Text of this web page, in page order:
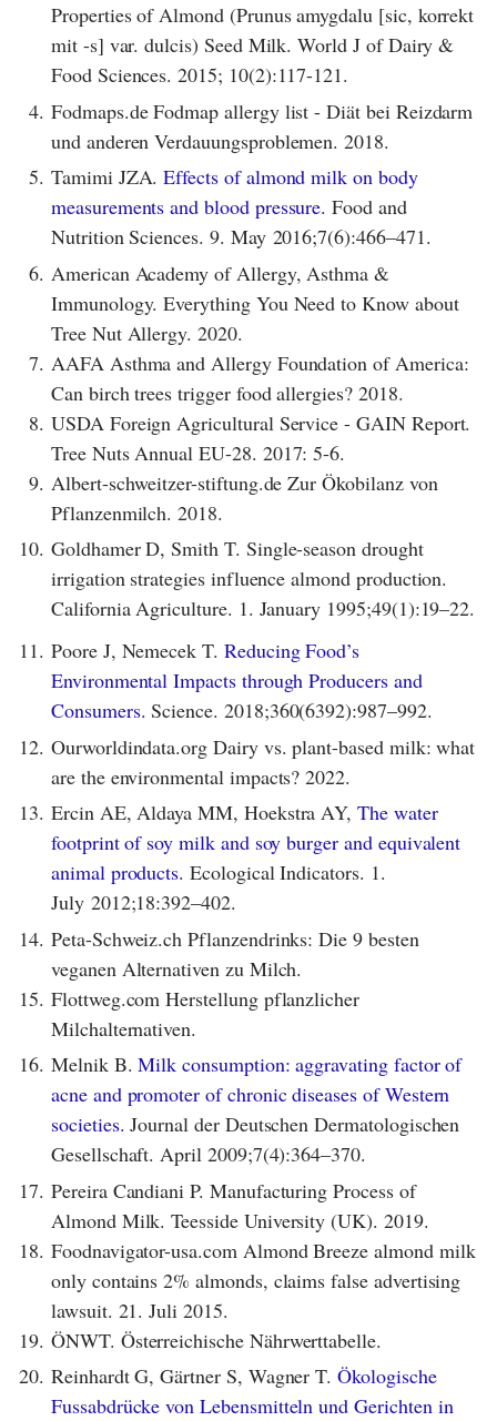
Properties of Almond (Prunus amygdalu [sic, korrekt
mit -s] var. dulcis) Seed Milk. World J of Dairy &
Food Sciences. 2015; 10(2):117-121.
4. Fodmaps.de Fodmap allergy list - Diät bei Reizdarm
und anderen Verdauungsproblemen. 2018.
5. Tamimi JZA.Effects of almond milk on body
measurements and blood pressure. Food and
Nutrition Sciences. 9. May 2016;7(6):466–471.
6. American Academy of Allergy, Asthma &
Immunology. Everything You Need to Know about
Tree Nut Allergy. 2020.
7. AAFA Asthma and Allergy Foundation of America:
Can birch trees trigger food allergies? 2018.
8. USDA Foreign Agricultural Service - GAIN Report.
Tree Nuts Annual EU-28. 2017: 5-6.
9. Albert-schweitzer-stiftung.de Zur Ökobilanz von
Pflanzenmilch. 2018.
10. Goldhamer D, Smith T. Single-season drought
irrigation strategies influence almond production.
California Agriculture. 1. January 1995;49(1):19–22.
11. Poore J, Nemecek T. Reducing Food’s
Environmental Impacts through Producers and
Consumers. Science. 2018;360(6392):987–992.
12. Ourworldindata.org Dairy vs. plant-based milk: what
are the environmental impacts? 2022.
13. Ercin AE, Aldaya MM, Hoekstra AY,The water
footprint of soy milk and soy burger and equivalent
animal products. Ecological Indicators. 1.
July 2012;18:392–402.
14. Peta-Schweiz.ch Pflanzendrinks: Die 9 besten
veganen Alternativen zu Milch.
15. Flottweg.com Herstellung pflanzlicher
Milchalternativen.
16. Melnik B.Milk consumption: aggravating factor of
acne and promoter of chronic diseases of Western
societies. Journal der Deutschen Dermatologischen
Gesellschaft. April 2009;7(4):364–370.
17. Pereira Candiani P. Manufacturing Process of
Almond Milk. Teesside University (UK). 2019.
18. Foodnavigator-usa.com Almond Breeze almond milk
only contains 2% almonds, claims false advertising
lawsuit. 21. Juli 2015.
19. ÖNWT. Österreichische Nährwerttabelle.
20. Reinhardt G, Gärtner S, Wagner T.Ökologische
Fussabdrücke von Lebensmitteln und Gerichten in